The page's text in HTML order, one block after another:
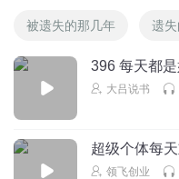
被遗失的那几年 遗
396 每天都
大吕说书
超级个体每
领飞创业